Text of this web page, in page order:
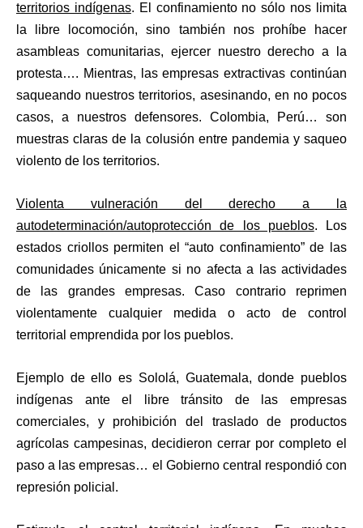
territorios indígenas. El confinamiento no sólo nos limita
la libre locomoción, sino también nos prohíbe hacer
asambleas comunitarias, ejercer nuestro derecho a la
protesta…. Mientras, las empresas extractivas continúan
saqueando nuestros territorios, asesinando, en no pocos
casos, a nuestros defensores. Colombia, Perú… son
muestras claras de la colusión entre pandemia y saqueo
violento de los territorios.
Violenta vulneración del derecho a la
autodeterminación/autoprotección de los pueblos. Los
estados criollos permiten el “auto confinamiento” de las
comunidades únicamente si no afecta a las actividades
de las grandes empresas. Caso contrario reprimen
violentamente cualquier medida o acto de control
territorial emprendida por los pueblos.
Ejemplo de ello es Sololá, Guatemala, donde pueblos
indígenas ante el libre tránsito de las empresas
comerciales, y prohibición del traslado de productos
agrícolas campesinas, decidieron cerrar por completo el
paso a las empresas… el Gobierno central respondió con
represión policial.